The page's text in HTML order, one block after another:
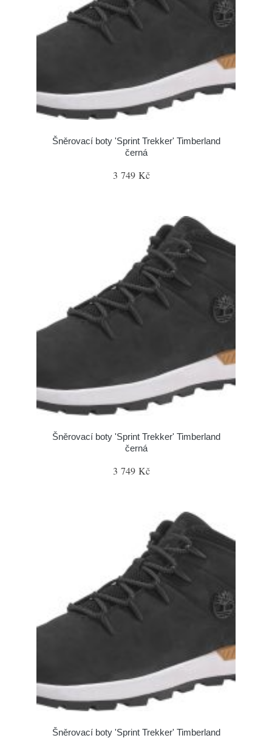
Šněrovací boty 'Sprint Trekker' Timberland
černá
3 749 Kč
Šněrovací boty 'Sprint Trekker' Timberland
černá
3 749 Kč
Šněrovací boty 'Sprint Trekker' Timberland